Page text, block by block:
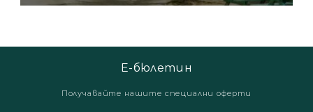
Е-бюлетин
Получавайте нашите специални оферти